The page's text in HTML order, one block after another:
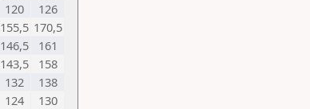
120
126
155,5 170,5
146,5
161
143,5
158
132
138
124
130